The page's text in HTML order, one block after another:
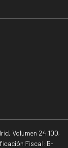
Volumen 24.100,
Fiscal: B-